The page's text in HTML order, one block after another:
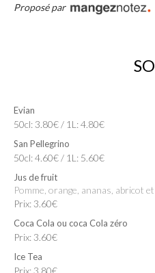
Proposé par
Evian
50cl: 3.80€ / 1L: 4.80€
San Pellegrino
50cl: 4.60€ / 1L: 5.60€
Jus de fruit
pomme, orange, ananas, abricot
Prix: 3.60€
Coca Cola ou coca Cola zéro
Prix: 3.60€
Ice Tea
Prix: 3.80€